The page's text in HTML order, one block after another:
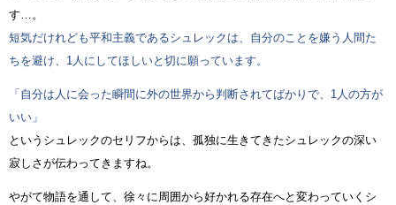
す…。
短気だけれども平和主義であるシュレックは、自分のことを嫌う人間た
ちを避け、1人にしてほしいと切に願っています。
「自分は人に会った瞬間に外の世界から判断されてばかりで、1人の方が
いい」
というシュレックのセリフからは、孤独に生きてきたシュレックの深い
寂しさが伝わってきますね。
やがて物語を通して、徐々に周囲から好かれる存在へと変わっていくシ